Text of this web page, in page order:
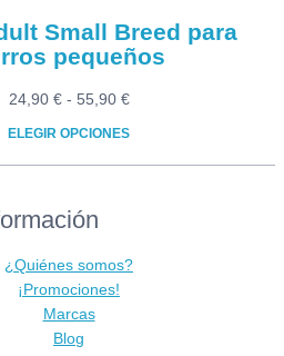
Small Breed para
pequeños
24,90 € - 55,90 €Rango
ELEGIR OPCIONES
Este
tiene
variantes.
Las
opciones
se
¿Quiénes somos?
¡Promociones!
Marcas
Blog